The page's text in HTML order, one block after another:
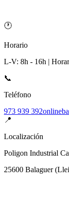
🕐
Horario
L-V: 8h - 16h |
📞
Teléfono
973 939 392
📍
Localización
Poligon Industrial
25600 Balaguer(